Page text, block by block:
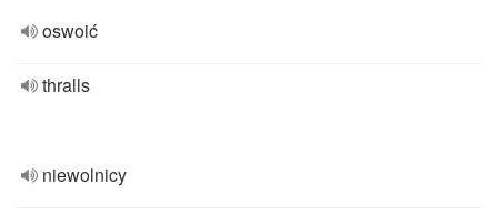
oswoić
thralls
niewolnicy